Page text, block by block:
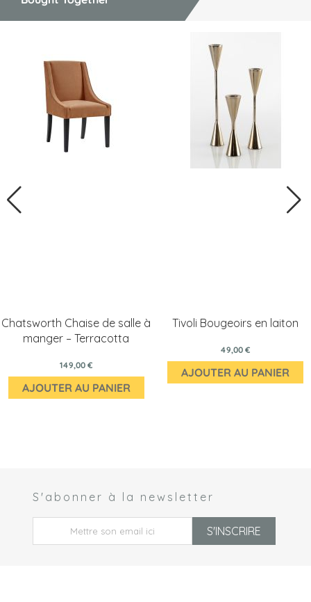
Chatsworth Chaise de salle à
manger – Terracotta
149,00 €
AJOUTER AU PANIER
Tivoli Bougeoirs en laiton
49,00 €
AJOUTER AU PANIER
S'abonner à la newsletter
S'INSCRIRE